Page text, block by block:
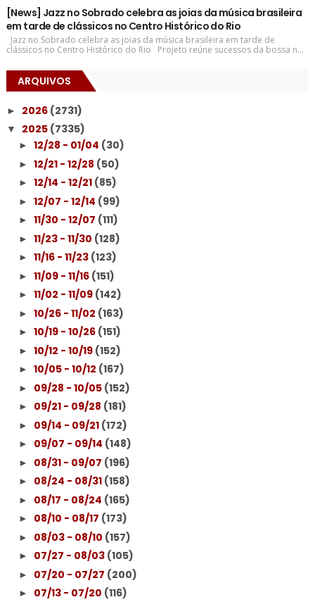
[News] Jazz no Sobrado celebra as joias da música brasileira
em tarde de clássicos no Centro Histórico do Rio
Jazz no Sobrado celebra as joias da música brasileira em tarde de
clássicos no Centro Histórico do Rio Projeto reúne sucessos da bossa n...
ARQUIVOS
► 2026 (2731)
▼ 2025 (7335)
► 12/28 - 01/04 (30)
► 12/21 - 12/28 (50)
► 12/14 - 12/21 (85)
► 12/07 - 12/14 (99)
► 11/30 - 12/07 (111)
► 11/23 - 11/30 (128)
► 11/16 - 11/23 (123)
► 11/09 - 11/16 (151)
► 11/02 - 11/09 (142)
► 10/26 - 11/02 (163)
► 10/19 - 10/26 (151)
► 10/12 - 10/19 (152)
► 10/05 - 10/12 (167)
► 09/28 - 10/05 (152)
► 09/21 - 09/28 (181)
► 09/14 - 09/21 (172)
► 09/07 - 09/14 (148)
► 08/31 - 09/07 (196)
► 08/24 - 08/31 (158)
► 08/17 - 08/24 (165)
► 08/10 - 08/17 (173)
► 08/03 - 08/10 (157)
► 07/27 - 08/03 (105)
► 07/20 - 07/27 (200)
► 07/13 - 07/20 (116)